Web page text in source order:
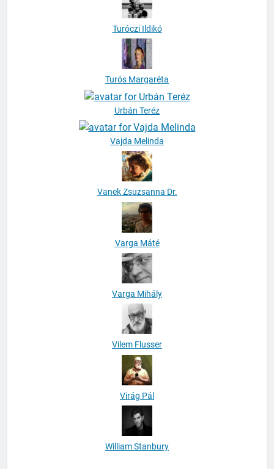
Turóczi Ildikó
Turós Margaréta
Urbán Teréz
Vajda Melinda
Vanek Zsuzsanna Dr.
Varga Máté
Varga Mihály
Vilem Flusser
Virág Pál
William Stanbury